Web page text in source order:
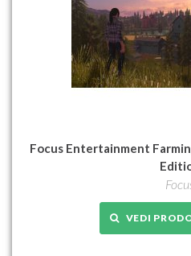
Focus Entertainment
VEDI